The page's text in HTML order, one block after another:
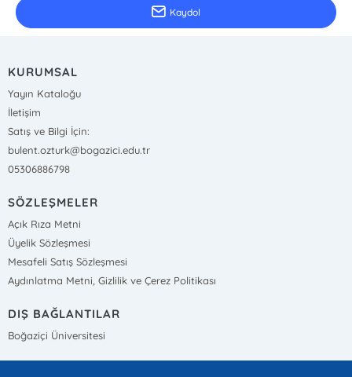
Kaydol
KURUMSAL
Yayın Kataloğu
İletişim
Satış ve Bilgi İçin:
bulent.ozturk@bogazici.edu.tr
05306886798
SÖZLEŞMELER
Açık Rıza Metni
Üyelik Sözleşmesi
Mesafeli Satış Sözleşmesi
Aydınlatma Metni, Gizlilik ve Çerez Politikası
DIŞ BAĞLANTILAR
Boğaziçi Üniversitesi